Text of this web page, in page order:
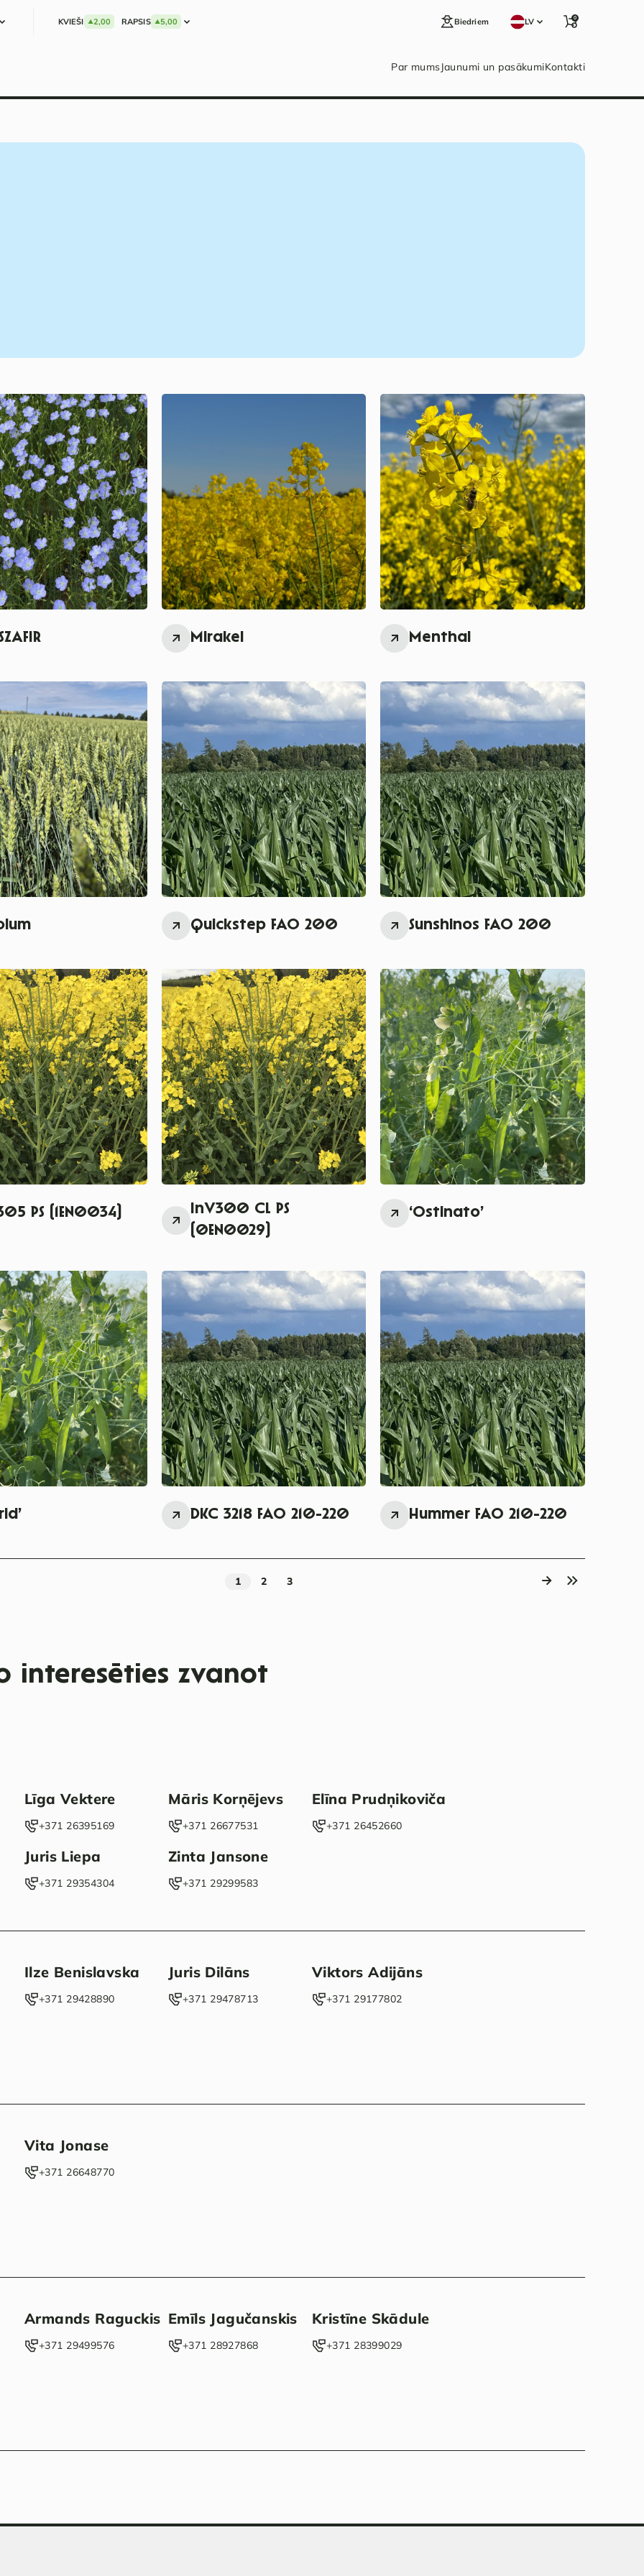
KVIEŠI 2,00 RAPSIS 5,00 Biedriem LV 0
Par mumsJaunumi un pasākumiKontakti
Mirakel Menthal
Quickstep FAO 200 Sunshinos FAO 200
PS (1EN0034)
InV300 CL PS
(0EN0029)
‘Ostinato’
DKC 3218 FAO 210-220 Hummer FAO 210-220
1 2 3
interesēties zvanot
Līga Vektere
‭+371 26395169‬
Māris Korņējevs
‭+371 26677531‬
Elīna Prudņikoviča
+371 26452660‬
Juris Liepa
‭+371 29354304‬
Zinta Jansone
+371 29299583
Ilze Benislavska
‭+371 29428890‬
Juris Dilāns
‭+371 29478713‬
Viktors Adijāns
‭+371 29177802‬
Vita Jonase
‭+371 26648770‬
Armands Raguckis
‭+371 29499576‬
Emīls Jagučanskis
‭+371 28927868‬
Kristīne Skādule
‭+371 28399029‬